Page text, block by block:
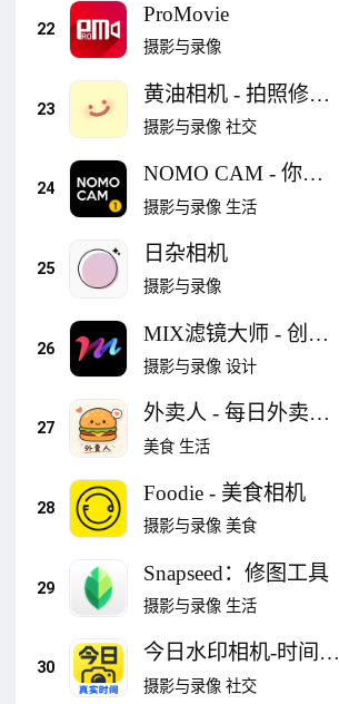
22
ProMovie
摄影与录像
23
黄油相机 - 拍照修图
全能相机
摄影与录像 社交
24
NOMO CAM - 你的
拍立得
摄影与录像 生活
25
日杂相机
摄影与录像
26
MIX滤镜大师 - 创意
无限的图像编辑与海
摄影与录像 设计
27
外卖人 - 每日外卖记
录热量记录拍照生成
美食 生活
28
Foodie - 美食相机
摄影与录像 美食
29
Snapseed：修图工具
摄影与录像 生活
30
今日水印相机-时间地
点经纬度打卡拍照
摄影与录像 社交